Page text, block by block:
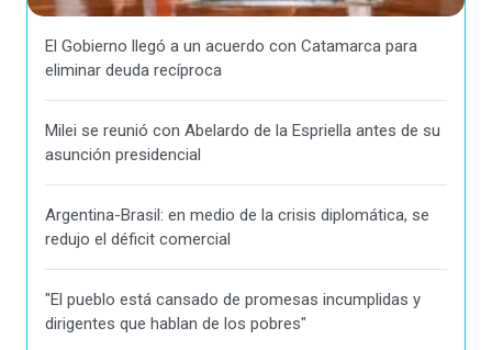
El Gobierno llegó a un acuerdo con Catamarca para
eliminar deuda recíproca
Milei se reunió con Abelardo de la Espriella antes de su
asunción presidencial
Argentina-Brasil: en medio de la crisis diplomática, se
redujo el déficit comercial
"El pueblo está cansado de promesas incumplidas y
dirigentes que hablan de los pobres"